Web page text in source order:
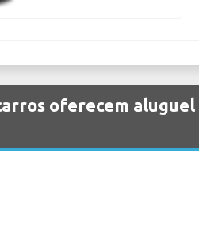
oferecem